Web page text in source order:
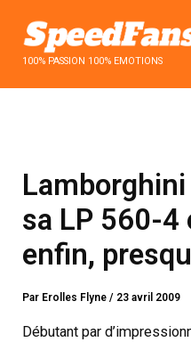
contenu100% PASSION 100% EMOTIONS
sa LP 560-4
enfin,
Par Erolles Flyne/ 23 avril 2009
Débutant par